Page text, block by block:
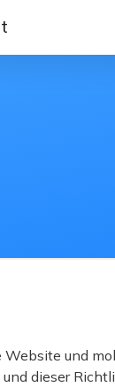
Website und
dieser